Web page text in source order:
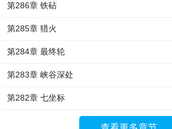
第286章 铁砧
第285章 猎火
第284章 最终轮
第283章 峡谷深处
第282章 七坐标